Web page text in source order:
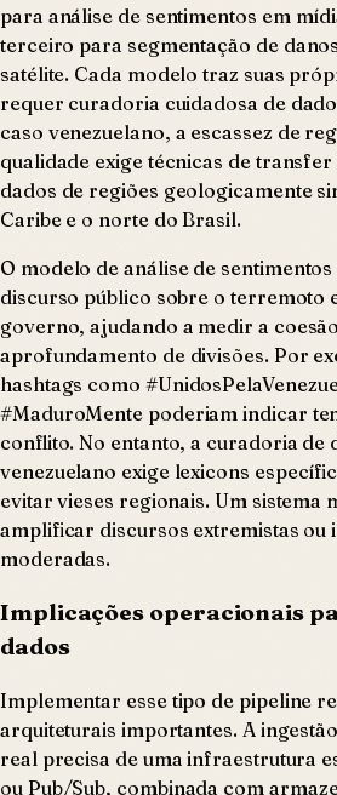
para análise de sentimentos em
terceiro para segmentação de
satélite. Cada modelo traz suas
requer curadoria cuidadosa de
caso venezuelano, a escassez de
qualidade exige técnicas de
dados de regiões geologicamente
Caribe e o norte do Brasil.
O modelo de análise de
discurso público sobre o terremoto
governo, ajudando a medir a
aprofundamento de divisões. Por
hashtags como
#MaduroMente poderiam indicar
conflito. No entanto, a curadoria de
venezuelano exige lexicons
evitar vieses regionais. Um sistema
amplificar discursos extremistas ou
moderadas.
Implicações operacionais
dados
Implementar esse tipo de pipeline
arquiteturais importantes. A
real precisa de uma infraestrutura
ou Pub/Sub, combinada com